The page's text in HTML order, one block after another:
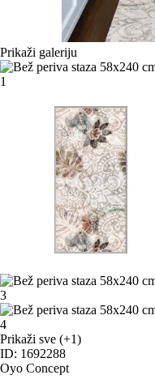
Prikaži galeriju
Prikaži sve (+1)
ID: 1692288
Oyo Concept